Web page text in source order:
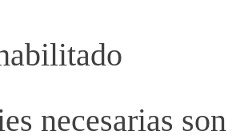
necesarias